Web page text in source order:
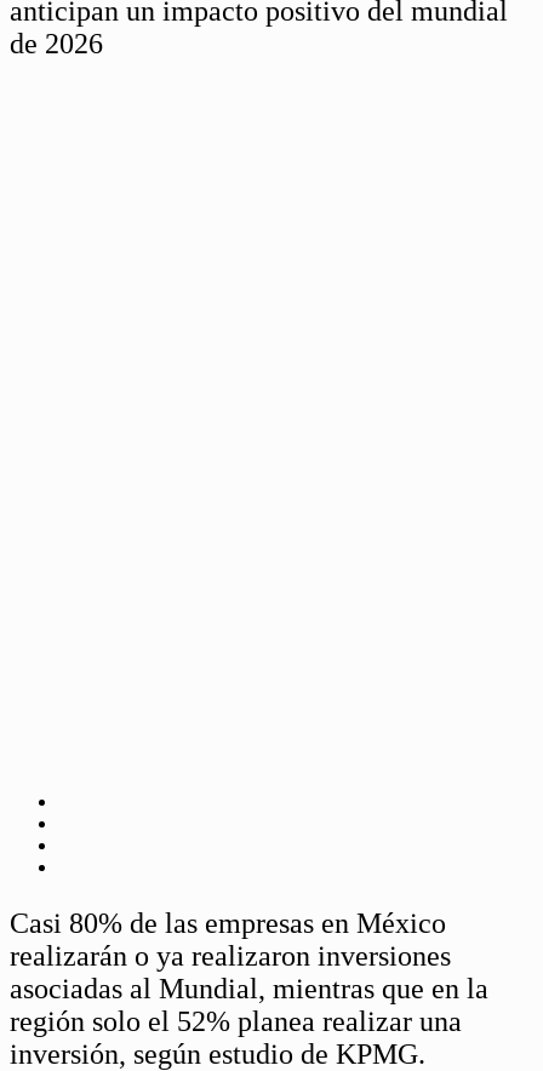
anticipan un impacto positivo del mundial
de 2026
Casi 80% de las empresas en México
realizarán o ya realizaron inversiones
asociadas al Mundial, mientras que en la
región solo el 52% planea realizar una
inversión, según estudio de KPMG.